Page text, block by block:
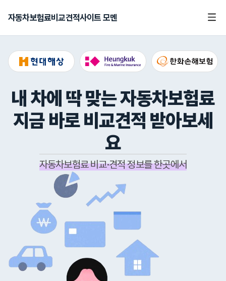
자동차보험료비교견적사이트 모멘
내 차에 딱 맞는 자동차보험료
지금 바로 비교견적 받아보세
요
자동차보험료 비교·견적 정보를 한곳에서